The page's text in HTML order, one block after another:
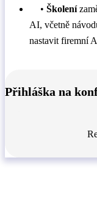
•Školení
AI, včetně
nastavit firemní
Přihláška na